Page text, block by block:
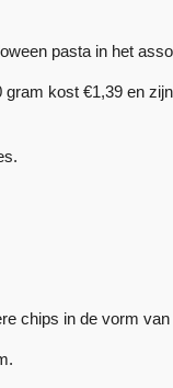
pasta in het
gram kost €1,39 en
chips in de vorm